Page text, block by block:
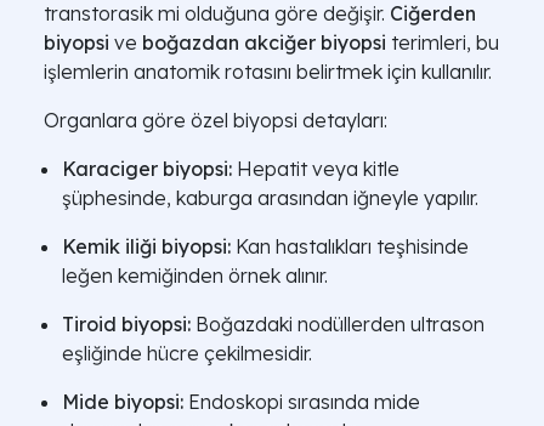
transtorasik mi olduğuna göre değişir. Ciğerden
biyopsi ve boğazdan akciğer biyopsi terimleri, bu
işlemlerin anatomik rotasını belirtmek için kullanılır.
Organlara göre özel biyopsi detayları:
Karaciger biyopsi: Hepatit veya kitle
şüphesinde, kaburga arasından iğneyle yapılır.
Kemik iliği biyopsi: Kan hastalıkları teşhisinde
leğen kemiğinden örnek alınır.
Tiroid biyopsi: Boğazdaki nodüllerden ultrason
eşliğinde hücre çekilmesidir.
Mide biyopsi: Endoskopi sırasında mide